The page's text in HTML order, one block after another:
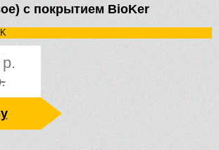
с покрытием BioKer
р.